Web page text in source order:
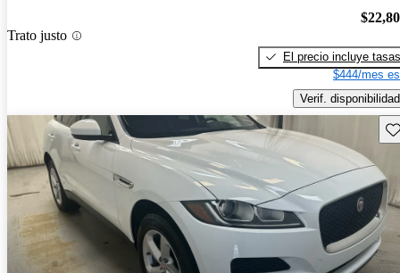
Trato justo
El precio incluye tasas
$444/mes
Verif. disponibilidad